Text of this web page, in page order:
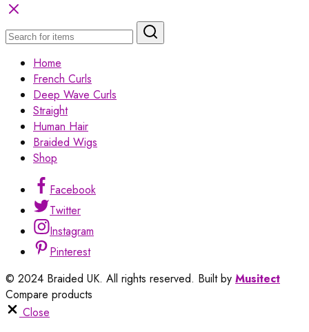
Home
French Curls
Deep Wave Curls
Straight
Human Hair
Braided Wigs
Shop
Facebook
Twitter
Instagram
Pinterest
© 2024 Braided UK. All rights reserved. Built by Musitect
Compare products
Close